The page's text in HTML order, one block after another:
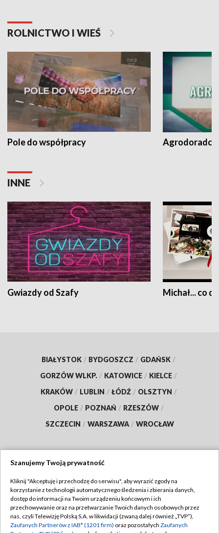
ROLNICTWO I WIEŚ
Pole do współpracy Agrodoradcy
INNE
Gwiazdy od Szafy Michał... co
BIAŁYSTOK / BYDGOSZCZ / GDAŃSK /
GORZÓW WLKP. / KATOWICE / KIELCE /
KRAKÓW / LUBLIN / ŁÓDŹ / OLSZTYN /
OPOLE / POZNAŃ / RZESZÓW /
SZCZECIN / WARSZAWA / WROCŁAW
TVP
Abonament TVP
Emisja w TVP
Regulamin TVP
Polityka prywatności
Szanujemy Twoją prywatność
Kliknij "Akceptuję i przechodzę do serwisu", aby wyrazić zgody na
korzystanie z technologii automatycznego śledzenia i zbierania danych,
dostęp do informacji na Twoim urządzeniu końcowym i ich
przechowywanie oraz na przetwarzanie Twoich danych osobowych przez
nas, czyli Telewizję Polską S.A. w likwidacji (zwaną dalej również „TVP”),
Zaufanych Partnerów z IAB* (1201 firm) oraz pozostałych Zaufanych